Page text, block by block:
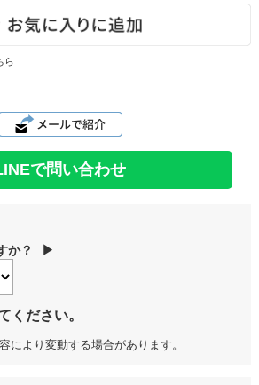
ら
で問い合わせ
か？ ▶
ください。
により変動する場合があります。